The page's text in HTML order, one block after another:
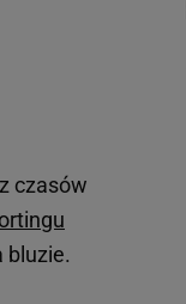
czasów
bluzie.